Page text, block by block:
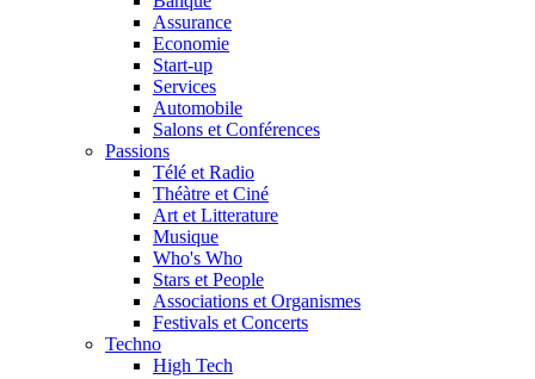
Assurance
Economie
Start-up
Services
Automobile
Salons et Conférences
Passions
Télé et Radio
Théàtre et Ciné
Art et Litterature
Musique
Who's Who
Stars et People
Associations et Organismes
Festivals et Concerts
Techno
High Tech